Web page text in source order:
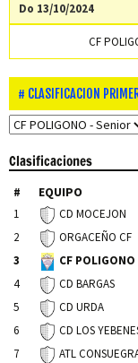
Do 13/10/2024
CF
CLASIFICACION
Clasificaciones
# EQUIPO
1 CD MOCEJON
2
ORGACEÑO CF
3
CF POLIGONO
4
CD BARGAS
5
CD URDA
6
CD LOS
7
ATL